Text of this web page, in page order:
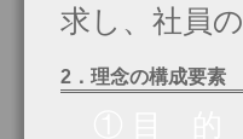
求し、社員
2．理念の構成要素